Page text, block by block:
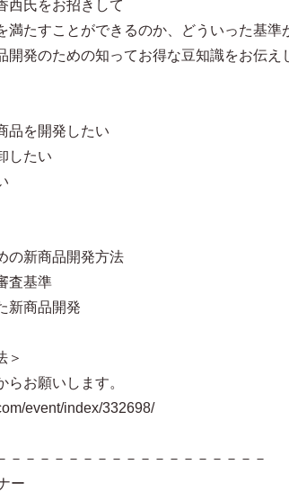
西氏をお招きして
満たすことができるのか、どういった基準
開発のための知ってお得な豆知識をお伝え
品を開発したい
したい
の新商品開発方法
査基準
新商品開発
＞
お願いします。
event/index/332698/
－－－－－－－－－－－－－－－－－－
ー